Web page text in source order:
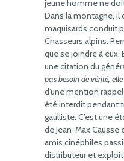
jeune homme ne
Dans la montagne, il
maquisards conduit
Chasseurs alpins.
que se joindre à eux.
une citation du
pas besoin de vérité,
d’une mention
été interdit pendant
gaulliste. C’est une
de Jean-Max Causse
amis cinéphiles
distributeur et